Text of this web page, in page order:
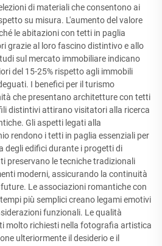
di materiali che consentono ai
su misura. L'aumento del valore
le abitazioni con tetti in paglia
grazie al loro fascino distintivo e allo
sul mercato immobiliare indicano
del 15-25% rispetto agli immobili
I benefici per il turismo
che presentano architetture con tetti
distintivi attirano visitatori alla ricerca
Gli aspetti legati alla
rendono i tetti in paglia essenziali per
degli edifici durante i progetti di
preservano le tecniche tradizionali
moderni, assicurando la continuità
Le associazioni romantiche con
più semplici creano legami emotivi
funzionali. Le qualità
molto richiesti nella fotografia artistica
ulteriormente il desiderio e il